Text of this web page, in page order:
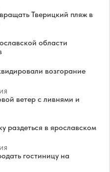
Тверицкий пляж в
области
возгорание
ветер с ливнями и
раздеться в ярославском
гостиницу на